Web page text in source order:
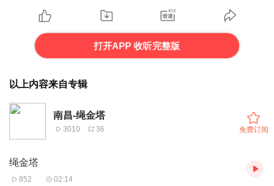
打开APP 收听完整版
以上内容来自专辑
南昌-绳金塔
3010 36 免费订阅
绳金塔
852 02:14